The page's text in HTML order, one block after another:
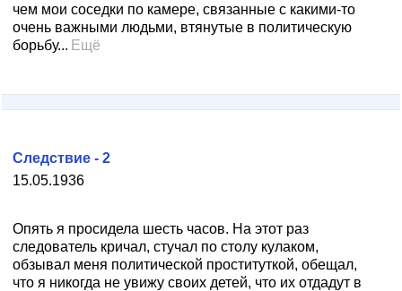
чем мои соседки по камере, связанные с какими-то
очень важными людьми, втянутые в политическую
борьбу... Ещё
15.05.1936
Следствие - 2
Опять я просидела шесть часов. На этот раз
следователь кричал, стучал по столу кулаком,
обзывал меня политической проституткой, обещал,
что я никогда не увижу своих детей, что их отдадут в